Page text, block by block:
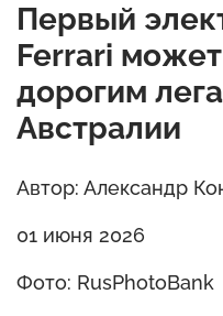
Первый
Ferrari
дорогим
Австралии
Автор: Александр
01 июня 2026
Фото: RusPhotoBank